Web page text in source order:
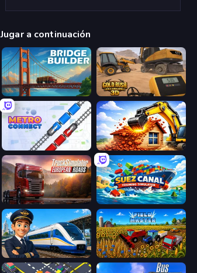
Jugar a continuación
Bridge Builder Gold Rush: Gold Simulator 3D
Metro Connect City Constructor
Truck Simulator: European Roads Suez Canal Training Simulator
Idle Train Empire Tycoon Field Master